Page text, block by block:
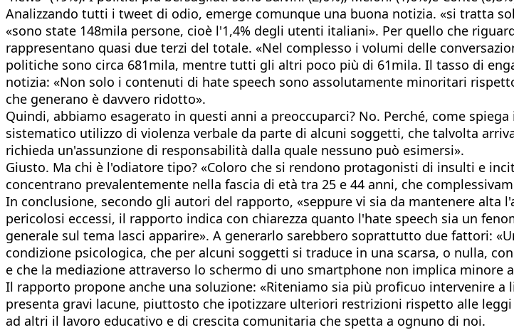
Analizzando tutti i tweet di odio, emerge comunque una buona notizia. «si tratta
«sono state 148mila persone, cioè l'1,4% degli utenti italiani». Per quello che
rappresentano quasi due terzi del totale. «Nel complesso i volumi delle
politiche sono circa 681mila, mentre tutti gli altri poco più di 61mila. Il tasso di
notizia: «Non solo i contenuti di hate speech sono assolutamente minoritari
che generano è davvero ridotto».
Quindi, abbiamo esagerato in questi anni a preoccuparci? No. Perché, come
sistematico utilizzo di violenza verbale da parte di alcuni soggetti, che talvolta
richieda un'assunzione di responsabilità dalla quale nessuno può esimersi».
Giusto. Ma chi è l'odiatore tipo? «Coloro che si rendono protagonisti di insulti e
concentrano prevalentemente nella fascia di età tra 25 e 44 anni, che
In conclusione, secondo gli autori del rapporto, «seppure vi sia da mantenere alta
pericolosi eccessi, il rapporto indica con chiarezza quanto l'hate speech sia un
generale sul tema lasci apparire». A generarlo sarebbero soprattutto due fattori:
condizione psicologica, che per alcuni soggetti si traduce in una scarsa, o nulla,
e che la mediazione attraverso lo schermo di uno smartphone non implica minore
Il rapporto propone anche una soluzione: «Riteniamo sia più proficuo intervenire
presenta gravi lacune, piuttosto che ipotizzare ulteriori restrizioni rispetto alle
ad altri il lavoro educativo e di crescita comunitaria che spetta a ognuno di noi.